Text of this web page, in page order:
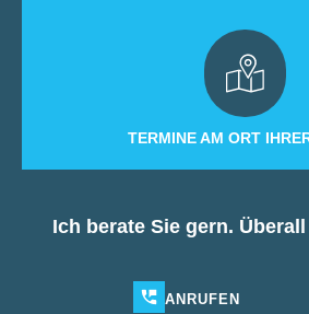
TERMINE AM ORT
Ich berate Sie gern.
ANRUFEN